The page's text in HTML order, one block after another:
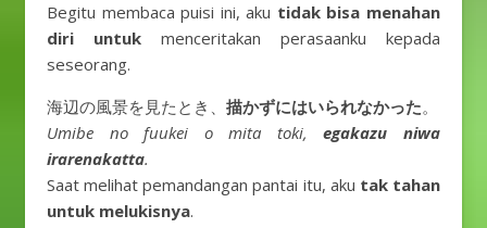
Begitu membaca puisi ini, aku tidak bisa menahan
diri untuk menceritakan perasaanku kepada
seseorang.
海辺の風景を見たとき、 描かずにはいられなかった。
Umibe no fuukei o mita toki,egakazu niwa
irarenakatta.
Saat melihat pemandangan pantai itu, aku tak tahan
untuk melukisnya.